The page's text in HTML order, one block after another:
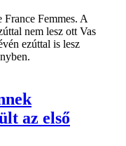
Femmes. A
nem lesz ott Vas
ezúttal is lesz
az első